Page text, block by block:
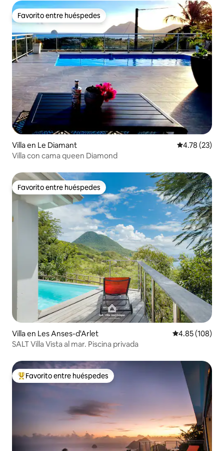
Favorito entre huéspedes
Favorito entre huéspedes
Villa en Le Diamant Calificación
4.78 (23)
Villa con cama queen Diamond
Favorito entre huéspedes
Favorito entre huéspedes
Villa en Les Anses-d'Arlet Calificación
4.85 (108)
SALT Villa Vista al mar. Piscina privada
De los mejores en Favorito entre huéspedes
Favorito entre huéspedes